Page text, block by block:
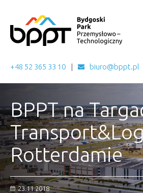
+48 52 365 33 10 biuro@bppt.pl
BPPT na
Rotterdamie
23.11.2018